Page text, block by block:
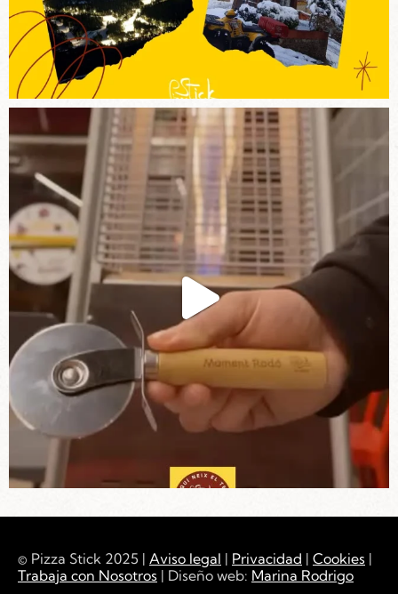
© Pizza Stick 2025 | Aviso legal | Privacidad | Cookies |
Trabaja con Nosotros | Diseño web: Marina Rodrigo